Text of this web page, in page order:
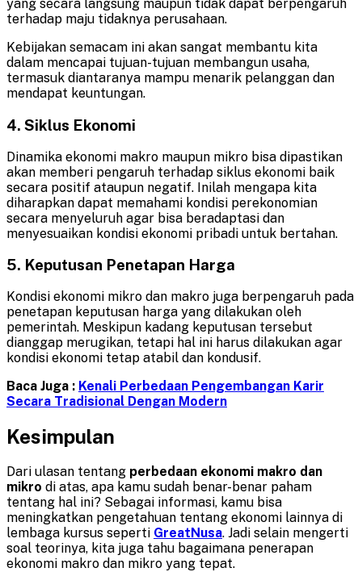
yang secara langsung maupun tidak dapat berpengaruh
terhadap maju tidaknya perusahaan.
Kebijakan semacam ini akan sangat membantu kita
dalam mencapai tujuan-tujuan membangun usaha,
termasuk diantaranya mampu menarik pelanggan dan
mendapat keuntungan.
4. Siklus Ekonomi
Dinamika ekonomi makro maupun mikro bisa dipastikan
akan memberi pengaruh terhadap siklus ekonomi baik
secara positif ataupun negatif. Inilah mengapa kita
diharapkan dapat memahami kondisi perekonomian
secara menyeluruh agar bisa beradaptasi dan
menyesuaikan kondisi ekonomi pribadi untuk bertahan.
5. Keputusan Penetapan Harga
Kondisi ekonomi mikro dan makro juga berpengaruh pada
penetapan keputusan harga yang dilakukan oleh
pemerintah. Meskipun kadang keputusan tersebut
dianggap merugikan, tetapi hal ini harus dilakukan agar
kondisi ekonomi tetap atabil dan kondusif.
Baca Juga : Kenali Perbedaan Pengembangan Karir
Secara Tradisional Dengan Modern
Kesimpulan
Dari ulasan tentang perbedaan ekonomi makro dan
mikro di atas, apa kamu sudah benar-benar paham
tentang hal ini? Sebagai informasi, kamu bisa
meningkatkan pengetahuan tentang ekonomi lainnya di
lembaga kursus seperti GreatNusa. Jadi selain mengerti
soal teorinya, kita juga tahu bagaimana penerapan
ekonomi makro dan mikro yang tepat.